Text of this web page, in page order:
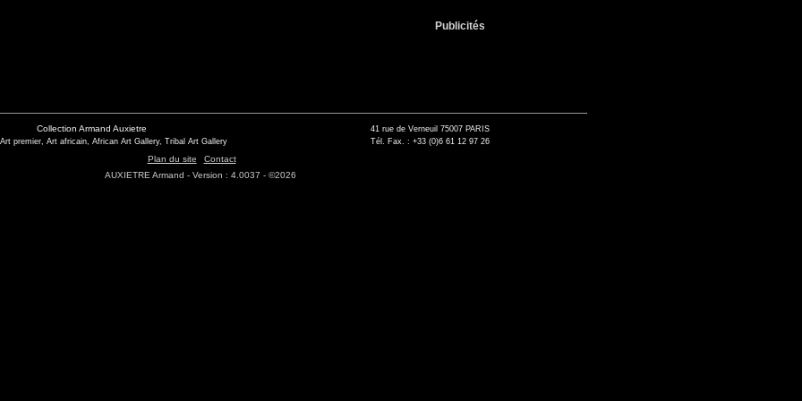
Publicités
Collection Armand Auxietre
premier, Art africain, African Art Gallery, Tribal Art Gallery
41 rue de Verneuil 75007 PARIS
Tél. Fax. : +33 (0)6 61 12 97 26
Plan du site
Contact
AUXIETRE Armand - Version : 4.0037 - ©2026